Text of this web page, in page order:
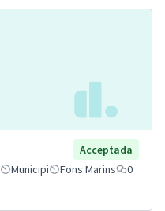
Acceptada
Municipi Fons Marins
0